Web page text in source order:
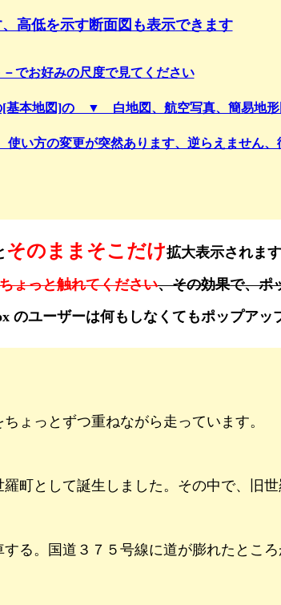
高低を示す断面図も表示できます
でお好みの尺度で見てください
[基本地図]の ▼ 白地図、航空写真、簡易地形
使い方の変更が突然あります、逆らえません
そのままそこだけ拡大表示されます
ちょっと触れてください、その効果で、ポ
のユーザーは何もしなくてもポップアッ
ょっとずつ重ねながら走っています。
町として誕生しました。その中で、旧
る。国道３７５号線に道が膨れたとこ